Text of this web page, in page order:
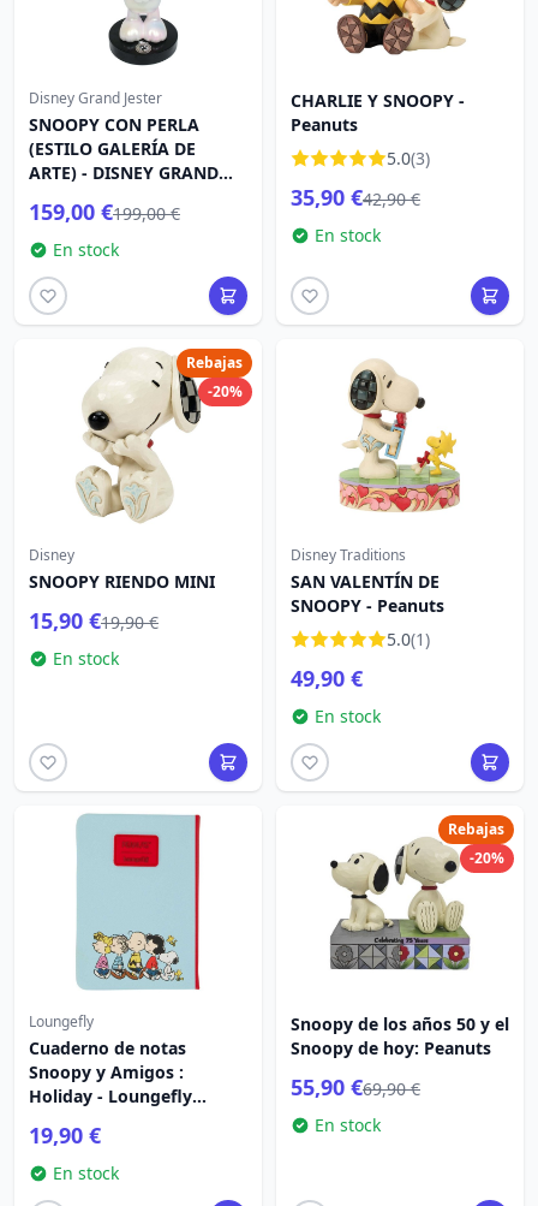
Disney Grand Jester
SNOOPY CON PERLA
(ESTILO GALERÍA DE
ARTE) - DISNEY GRAND
159,00 €199,00 €
En stock
CHARLIE Y SNOOPY -
Peanuts
5.0(3)
35,90 €42,90 €
En stock
Rebajas
-20%
Disney
SNOOPY RIENDO MINI
15,90 €19,90 €
En stock
Disney Traditions
SAN VALENTÍN DE
SNOOPY - Peanuts
5.0(1)
49,90 €
En stock
Loungefly
Cuaderno de notas
Snoopy y Amigos :
Holiday - Loungefly
19,90 €
En stock
Rebajas
-20%
Snoopy de los años 50 y el
Snoopy de hoy: Peanuts
55,90 €69,90 €
En stock